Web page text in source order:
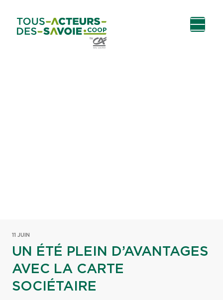
contenu
principal
11 JUIN
UN ÉTÉ PLEIN D’AVANTAGES
AVEC LA CARTE
SOCIÉTAIRE